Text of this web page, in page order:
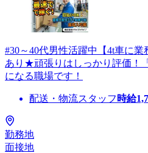
#30～40代男性活躍中【4t車に
あり★頑張りはしっかり評価！
になる職場です！
配送・物流スタッフ 時給
勤務地
面接地